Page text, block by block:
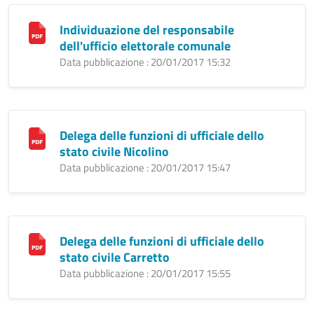
Individuazione del responsabile
dell'ufficio elettorale comunale
Data pubblicazione : 20/01/2017 15:32
Delega delle funzioni di ufficiale dello
stato civile Nicolino
Data pubblicazione : 20/01/2017 15:47
Delega delle funzioni di ufficiale dello
stato civile Carretto
Data pubblicazione : 20/01/2017 15:55